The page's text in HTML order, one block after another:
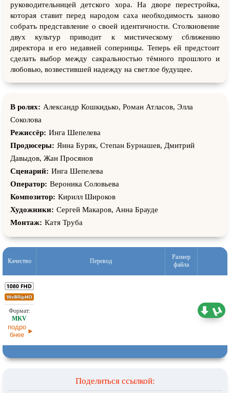
руководительницей детского хора. На дворе перестройка,
которая ставит перед народом саха необходимость заново
собрать представление о своей идентичности. Столкновение
двух культур приводит к мистическому сближению
директора и его недавней соперницы. Теперь ей предстоит
сделать выбор между сакральностью тёмного прошлого и
любовью, возвестившей надежду на светлое будущее.
В ролях: Александр Кошкидько, Роман Атласов, Элла
Соколова
Режиссёр: Инга Шепелева
Продюсеры: Янна Буряк, Степан Бурнашев, Дмитрий
Давыдов, Жан Просянов
Сценарий: Инга Шепелева
Оператор: Вероника Соловьева
Композитор: Кирилл Широков
Художники: Сергей Макаров, Анна Брауде
Монтаж: Катя Труба
Качество Перевод
Размер
файла
подро
бнее
Поделиться ссылкой: